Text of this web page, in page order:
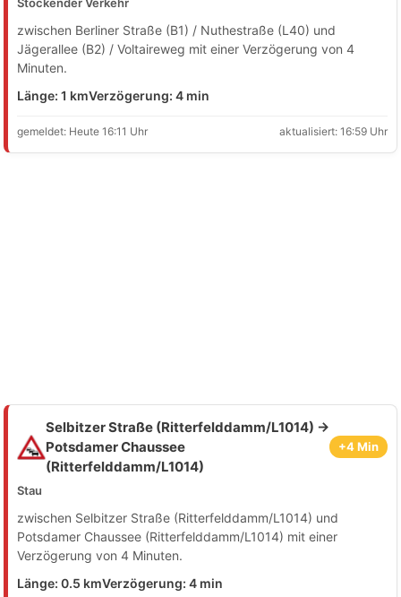
zwischen Berliner Straße (B1) / Nuthestraße (L40) und
Jägerallee (B2) / Voltaireweg mit einer Verzögerung von 4
Minuten.
Länge: 1 kmVerzögerung: 4 min
gemeldet: Heute 16:11 Uhr aktualisiert: 16:59 Uhr
Selbitzer Straße (Ritterfelddamm/L1014) →
Potsdamer Chaussee
(Ritterfelddamm/L1014)
+4 Min
Stau
zwischen Selbitzer Straße (Ritterfelddamm/L1014) und
Potsdamer Chaussee (Ritterfelddamm/L1014) mit einer
Verzögerung von 4 Minuten.
Länge: 0.5 kmVerzögerung: 4 min